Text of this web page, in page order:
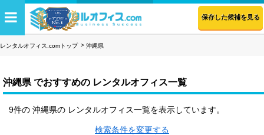
保存した候補を見る
レンタルオフィス.comトップ 沖縄県
沖縄県 でおすすめの レンタルオフィス一覧
9件の 沖縄県の レンタルオフィス一覧を表示しています。
検索条件を変更する